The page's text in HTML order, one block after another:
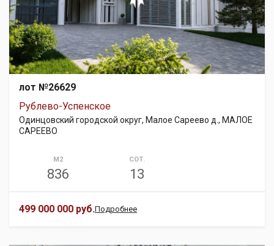
лот №26629
Рублево-Успенское
Одинцовский городской округ, Малое Сареево д., МАЛОЕ
САРЕЕВО
М2
836
СОТ.
13
499 000 000 руб.Подробнее